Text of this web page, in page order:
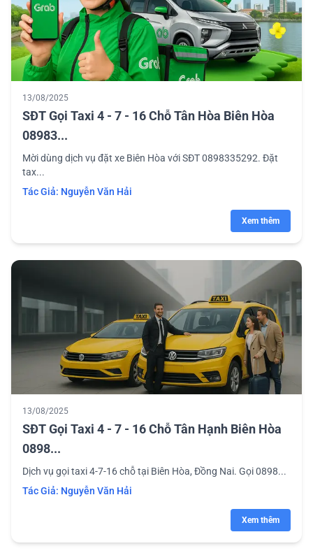
13/08/2025
SĐT Gọi Taxi 4 - 7 - 16 Chỗ Tân Hòa Biên Hòa
08983...
Mời dùng dịch vụ đặt xe Biên Hòa với SĐT 0898335292. Đặt
tax...
Tác Giả: Nguyễn Văn Hải
Xem thêm
13/08/2025
SĐT Gọi Taxi 4 - 7 - 16 Chỗ Tân Hạnh Biên Hòa
0898...
Dịch vụ gọi taxi 4-7-16 chỗ tại Biên Hòa, Đồng Nai. Gọi 0898...
Tác Giả: Nguyễn Văn Hải
Xem thêm